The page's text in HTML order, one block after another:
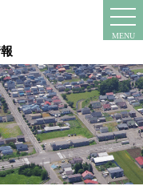
MENU